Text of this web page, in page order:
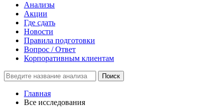
Анализы
Акции
Где сдать
Новости
Правила подготовки
Вопрос / Ответ
Корпоративным клиентам
Поиск
Главная
Все исследования